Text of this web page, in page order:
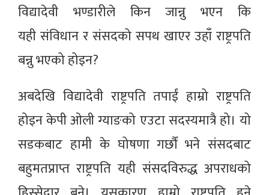
विद्यादेवी भण्डारीले किन जान्नु भएन कि
यही संविधान र संसदको सपथ खाएर उहाँ राष्ट्रपति
बन्नु भएको होइन?
अबदेखि विद्यादेवी राष्ट्रपति तपाईं हाम्रो राष्ट्रपति
होइन केपी ओली ग्याङको एउटा सदस्यमात्रै हो। यो
सडकबाट हामी के घोषणा गर्छौं भने संसदबाट
बहुमतप्राप्त राष्ट्रपति यही संसदविरुद्ध अपराधको